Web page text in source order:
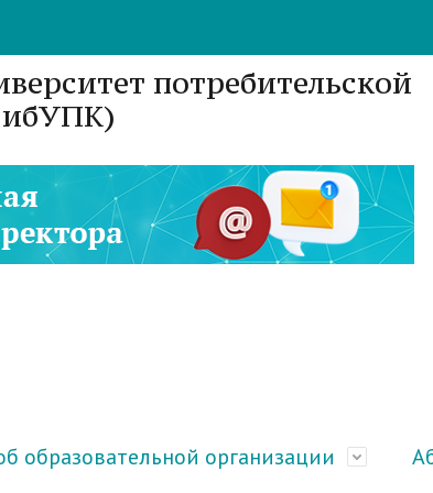
потребительской
образовательной организации